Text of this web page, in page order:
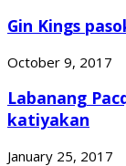
Gin Kings
October 9, 2017
Labanang
katiyakan
January 25, 2017